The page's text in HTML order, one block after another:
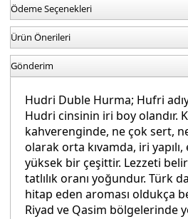
Ödeme Seçenekleri
Ürün Önerileri
Gönderim
Hudri Duble Hurma; Hufri
Hudri cinsinin iri boy olandır.
kahverenginde, ne çok sert,
olarak orta kıvamda, iri
yüksek bir çeşittir. Lezzeti
tatlılık oranı yoğundur. Türk
hitap eden aroması oldukça
Riyad ve Qasim bölgelerinde